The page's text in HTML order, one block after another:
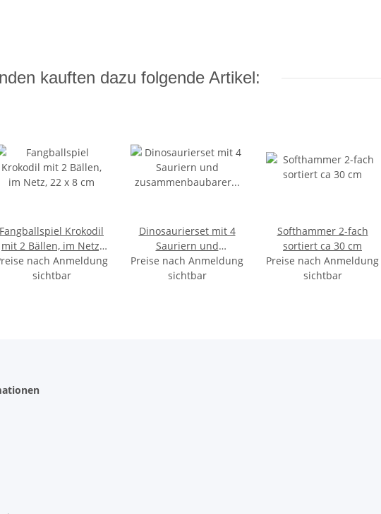
kauften dazu folgende Artikel:
Fangballspiel Krokodil
mit 2 Bällen, im Netz,
22 x 8 cm
nach Anmeldung
sichtbar
Dinosaurierset mit 4
Sauriern und
zusammenbaubarer
Landschaft, in Box, 18,5
Preise nach Anmeldung
sichtbar
Softhammer 2-fach
sortiert ca 30 cm
Preise nach Anmeldung
sichtbar